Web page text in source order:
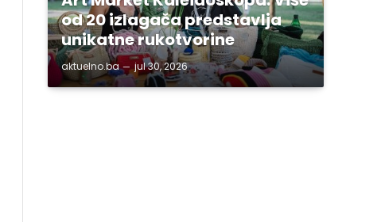
od 20 izlagača predstavlja
unikatne rukotvorine
aktuelno.ba jul 30, 2026